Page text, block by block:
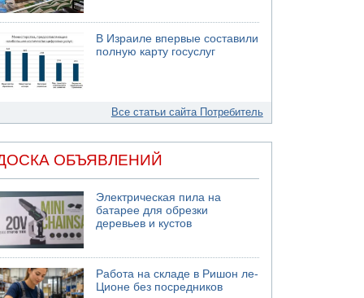
В Израиле впервые составили
полную карту госуслуг
Все статьи сайта Потребитель
ОБЪЯВЛЕНИЙ
Электрическая пила на
батарее для обрезки
деревьев и кустов
Работа на складе в Ришон ле-
Ционе без посредников